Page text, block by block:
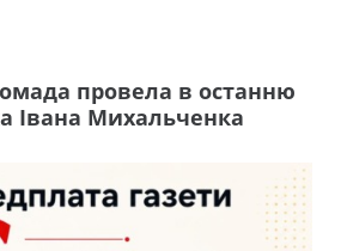
провела в останню
Івана Михальченка